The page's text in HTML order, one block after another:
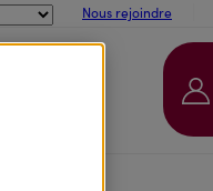
Nous rejoindre